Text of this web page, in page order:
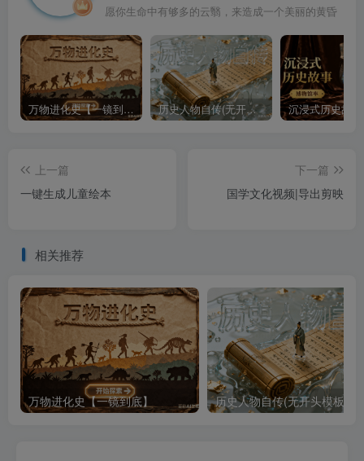
愿你生命中有够多的云翳，来造成一个美丽的黄昏
万物进化史【一镜到底】 历史人物自传(无开头模板)
上一篇
一键生成儿童绘本
下一篇
国学文化视频|导出剪映
相关推荐
万物进化史【一镜到底】 历史人物自传(无开头模板)